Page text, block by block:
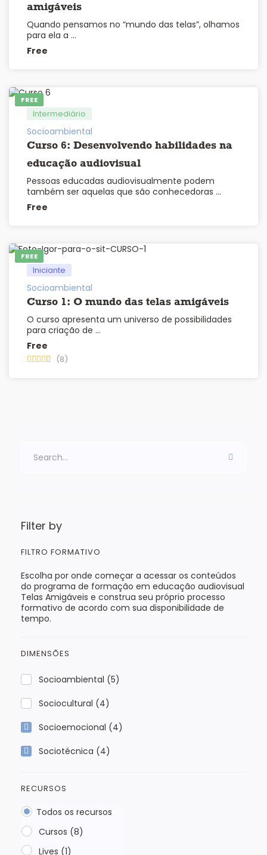
Filter by
FILTRO FORMATIVO
Escolha por onde começar a acessar os conteúdos
do programa de formação em educação audiovisual
Telas Amigáveis e construa seu próprio processo
formativo de acordo com sua disponibilidade de
tempo.
DIMENSÕES
Socioambiental (5)
Sociocultural (4)
Socioemocional (4)
Sociotécnica (4)
RECURSOS
Todos os recursos
Cursos (8)
Lives (1)
amigáveis
Quando pensamos no “mundo das telas”, olhamos
para ela a …
Free
FREE
Intermediário
Socioambiental
Curso 6: Desenvolvendo habilidades na
educação audiovisual
Pessoas educadas audiovisualmente podem
também ser aquelas que são conhecedoras …
Free
FREE
Iniciante
Socioambiental
Curso 1: O mundo das telas amigáveis
O curso apresenta um universo de possibilidades
para criação de …
Free
(8)